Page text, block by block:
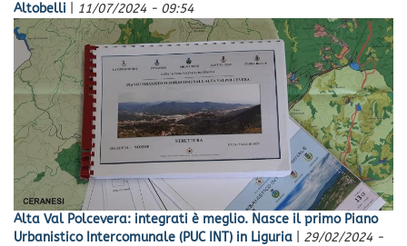
Altobelli
11/07/2024 - 09:54
Alta Val Polcevera: integrati è meglio. Nasce il primo Piano
Urbanistico Intercomunale (PUC INT) in Liguria
29/02/2024 -